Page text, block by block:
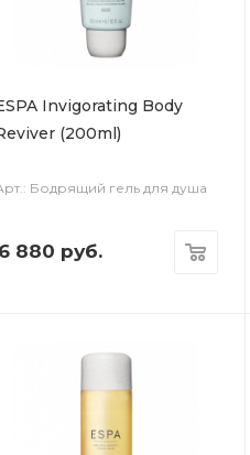
Invigorating Body
(200ml)
Бодрящий гель для душа
6 880 руб.